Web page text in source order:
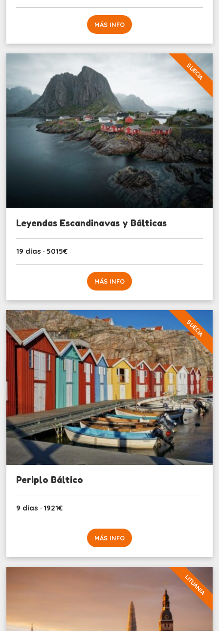
MÁS INFO
SUECIA
Leyendas Escandinavas y Bálticas
19 días · 5015€
MÁS INFO
SUECIA
Periplo Báltico
9 días · 1921€
MÁS INFO
LITUANIA